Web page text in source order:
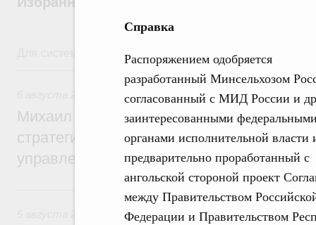
Справка
Распоряжением одобряется
разработанный Минсельхозом
согласованный с МИД России и
заинтересованными
органами исполнительной власти
предварительно проработанный с
ангольской стороной проект
между Правительством
Федерации и Правительством
Для системного поиска перейдите в раздел "Поиск по
6 августа, четверг
Технологическое развитие. Инновации
Михаил Мишустин дал поручения по
стратегической сессии о
управления научно-технологическим
5 августа, среда
Вопросы производительности труда и